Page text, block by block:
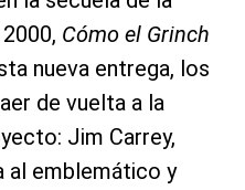
Cómo el Grinch
nueva entrega, los
de vuelta a la
Jim Carrey,
al emblemático y